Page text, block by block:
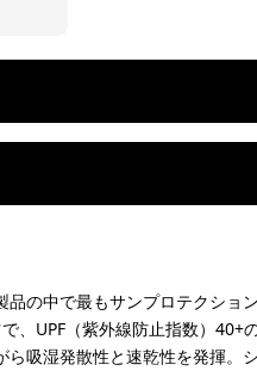
品の中で最もサンプロテクショ
、UPF（紫外線防止指数）40+
ら吸湿発散性と速乾性を発揮。